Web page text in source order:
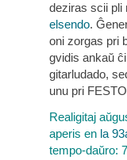
deziras scii pli
elsendo.
oni zorgas pri
gvidis ankaŭ
gitarludado,
unu pri
Realigitaj
aperis en la
tempo-daŭro: